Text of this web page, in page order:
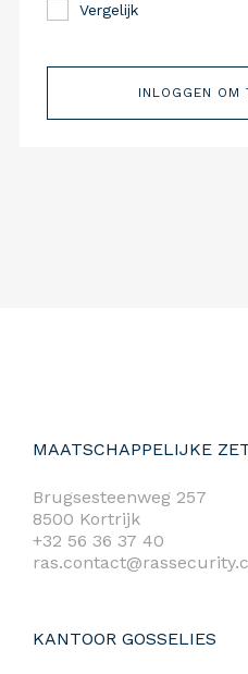
Vergelijk
INLOGGEN OM
MAATSCHAPPELIJKE
Brugsesteenweg 257
8500 Kortrijk
+32 56 36 37 40
KANTOOR GOSSELIES